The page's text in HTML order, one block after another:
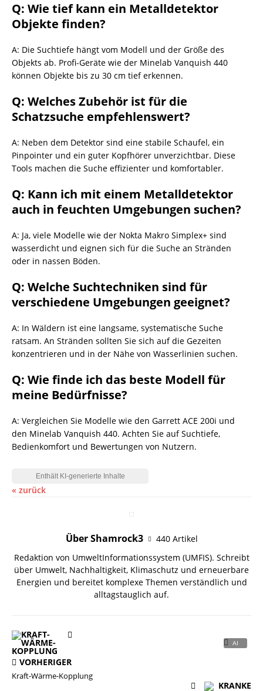
Q: Wie tief kann ein Metalldetektor
Objekte finden?
A: Die Suchtiefe hängt vom Modell und der Größe des
Objekts ab. Profi-Geräte wie der Minelab Vanquish 440
können Objekte bis zu 30 cm tief erkennen.
Q: Welches Zubehör ist für die
Schatzsuche empfehlenswert?
A: Neben dem Detektor sind eine stabile Schaufel, ein
Pinpointer und ein guter Kopfhörer unverzichtbar. Diese
Tools machen die Suche effizienter und komfortabler.
Q: Kann ich mit einem Metalldetektor
auch in feuchten Umgebungen suchen?
A: Ja, viele Modelle wie der Nokta Makro Simplex+ sind
wasserdicht und eignen sich für die Suche an Stränden
oder in nassen Böden.
Q: Welche Suchtechniken sind für
verschiedene Umgebungen geeignet?
A: In Wäldern ist eine langsame, systematische Suche
ratsam. An Stränden sollten Sie sich auf die Gezeiten
konzentrieren und in der Nähe von Wasserlinien suchen.
Q: Wie finde ich das beste Modell für
meine Bedürfnisse?
A: Vergleichen Sie Modelle wie den Garrett ACE 200i und
den Minelab Vanquish 440. Achten Sie auf Suchtiefe,
Bedienkomfort und Bewertungen von Nutzern.
« zurück
Über Shamrock3
440 Artikel
Redaktion von UmweltInformationssystem (UMFIS). Schreibt
über Umwelt, Nachhaltigkeit, Klimaschutz und erneuerbare
Energien und bereitet komplexe Themen verständlich und
alltagstauglich auf.
VORHERIGER
Kraft-Wärme-Kopplung